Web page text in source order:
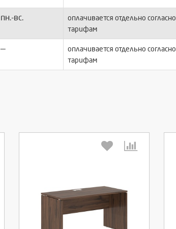
пн.-вс.
оплачивается отдельно согласно
тарифам
—
оплачивается отдельно согласно
тарифам
Выберите количество: